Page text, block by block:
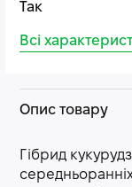
Так
Всі
Опис товару
Гібрид